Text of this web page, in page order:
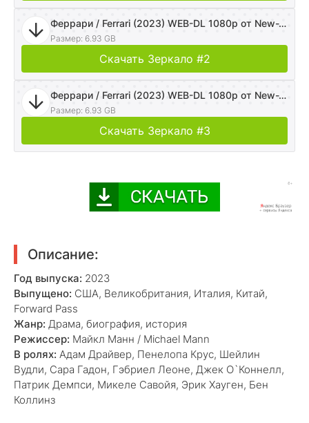
Феррари / Ferrari (2023) WEB-DL 1080p от New-Team | P | NewStudio
Размер: 6.93 GB
Скачать Зеркало #2
Феррари / Ferrari (2023) WEB-DL 1080p от New-Team | P | NewStudio
Размер: 6.93 GB
Скачать Зеркало #3
Описание:
Год выпуска: 2023
Выпущено: США, Великобритания, Италия, Китай,
Forward Pass
Жанр: Драма, биография, история
Режиссер: Майкл Манн / Michael Mann
В ролях: Адам Драйвер, Пенелопа Крус, Шейлин
Вудли, Сара Гадон, Гэбриел Леоне, Джек О`Коннелл,
Патрик Демпси, Микеле Савойя, Эрик Хауген, Бен
Коллинз